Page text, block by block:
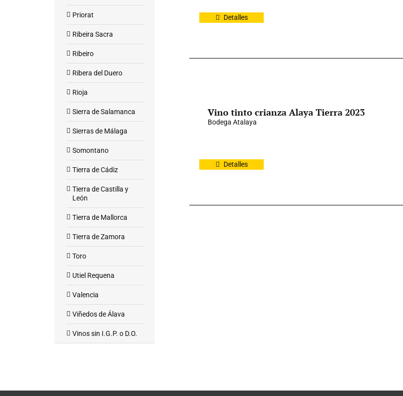
Detalles
Vino tinto crianza Alaya Tierra 2023
Bodega Atalaya
Detalles
Priorat
Ribeira Sacra
Ribeiro
Ribera del Duero
Rioja
Sierra de Salamanca
Sierras de Málaga
Somontano
Tierra de Cádiz
Tierra de Castilla y
León
Tierra de Mallorca
Tierra de Zamora
Toro
Utiel Requena
Valencia
Viñedos de Álava
Vinos sin I.G.P. o D.O.